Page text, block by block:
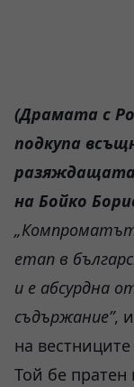
(Драмата с
подкупа
разяждащата
на Бойко
„Компроматът
етап в
и е абсурдна
съдържание”,
на
Той бе пратен